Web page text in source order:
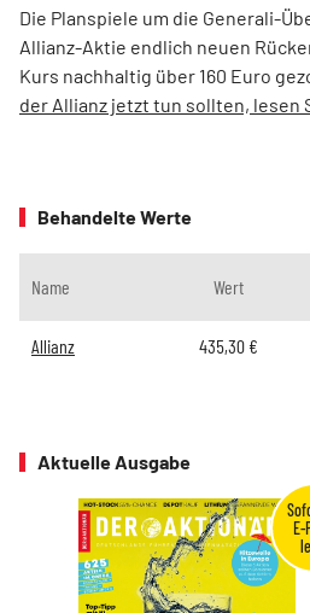
Die Planspiele um die Generali-
Allianz-Aktie endlich neuen
Kurs nachhaltig über 160 Euro
der Allianz jetzt tun sollten, lesen
Behandelte Werte
Name Wert
Allianz 435,30€
Aktuelle Ausgabe